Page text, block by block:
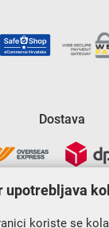
Dostava
upotrebljava
koriste se